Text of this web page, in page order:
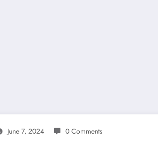
June 7, 2024 0 Comments